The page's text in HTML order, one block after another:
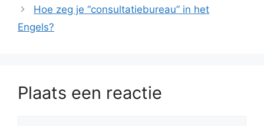
Hoe zeg je “consultatiebureau” in het
Engels?
Plaats een reactie